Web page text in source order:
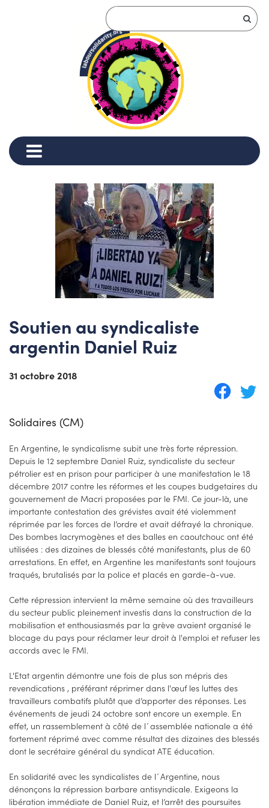
Soutien au syndicaliste
argentin Daniel Ruiz
31 octobre 2018
Solidaires (CM)
En Argentine, le syndicalisme subit une très forte répression.
Depuis le 12 septembre Daniel Ruiz, syndicaliste du secteur
pétrolier est en prison pour participer à une manifestation le 18
décembre 2017 contre les réformes et les coupes budgetaires du
gouvernement de Macri proposées par le FMI. Ce jour-là, une
importante contestation des grévistes avait été violemment
réprimée par les forces de l’ordre et avait défrayé la chronique.
Des bombes lacrymogènes et des balles en caoutchouc ont été
utilisées : des dizaines de blessés côté manifestants, plus de 60
arrestations. En effet, en Argentine les manifestants sont toujours
traqués, brutalisés par la police et placés en garde-à-vue.
Cette répression intervient la même semaine où des travailleurs
du secteur public pleinement investis dans la construction de la
mobilisation et enthousiasmés par la grève avaient organisé le
blocage du pays pour réclamer leur droit à l'emploi et refuser les
accords avec le FMI.
L'Etat argentin démontre une fois de plus son mépris des
revendications , préférant réprimer dans l'œuf les luttes des
travailleurs combatifs plutôt que d’apporter des réponses. Les
événements de jeudi 24 octobre sont encore un exemple. En
effet, un rassemblement à côté de l´assemblée nationale a été
fortement réprimé avec comme résultat des dizaines des blessés
dont le secrétaire général du syndicat ATE éducation.
En solidarité avec les syndicalistes de l´Argentine, nous
dénonçons la répression barbare antisyndicale. Exigeons la
libération immédiate de Daniel Ruiz, et l’arrêt des poursuites